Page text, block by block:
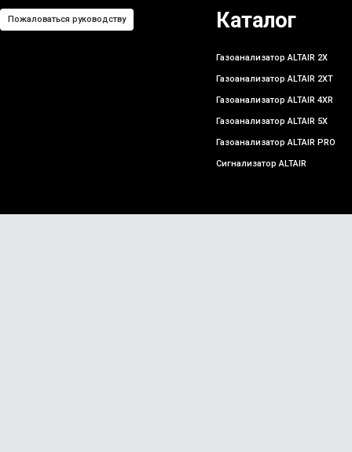
Пожаловаться руководству Каталог
Газоанализатор ALTAIR 2X
Газоанализатор ALTAIR 2XT
Газоанализатор ALTAIR 4XR
Газоанализатор ALTAIR 5X
Газоанализатор ALTAIR PRO
Сигнализатор ALTAIR